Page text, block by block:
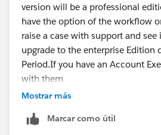
version will be a professional
have the option of the workflow
raise a case with support and see
upgrade to the enterprise Edition
Period.If you have an Account
with them
Mostrar más
Marcar como útil